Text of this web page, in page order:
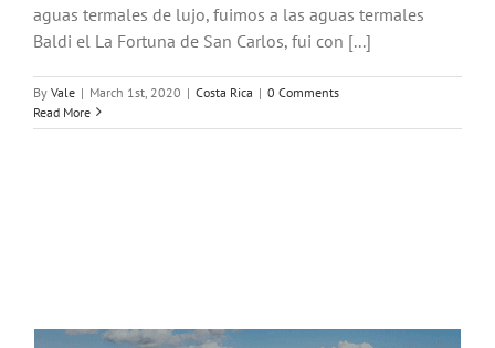
aguas termales de lujo, fuimos a las aguas termales
Baldi el La Fortuna de San Carlos, fui con [...]
By Vale | March 1st, 2020 | Costa Rica | 0 Comments
Read More